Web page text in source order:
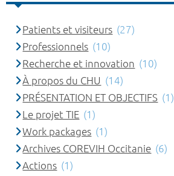
Patients et visiteurs (27)
Professionnels (10)
Recherche et innovation (10)
À propos du CHU (14)
PRÉSENTATION ET OBJECTIFS (1)
Le projet TIE (1)
Work packages (1)
Archives COREVIH Occitanie (6)
Actions (1)